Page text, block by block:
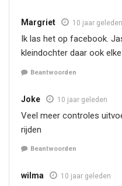
Margriet 10 jaar geleden
Ik las het op facebook.
kleindochter daar ook
Beantwoorden
Joke 10 jaar geleden
Veel meer controles
rijden
Beantwoorden
wilma 10 jaar geleden